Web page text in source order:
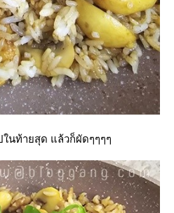
นท้ายสุด แล้วก็ผัดๆๆๆๆ